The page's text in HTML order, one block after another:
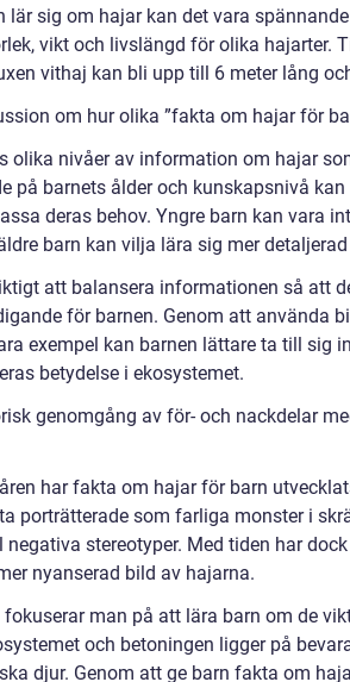
lär sig om hajar kan det vara
vikt och livslängd för olika hajarter.
vithaj kan bli upp till 6 meter lång
om hur olika ”fakta om hajar för
olika nivåer av information om hajar
på barnets ålder och kunskapsnivå
deras behov. Yngre barn kan vara
barn kan vilja lära sig mer
att balansera informationen så att
för barnen. Genom att använda
exempel kan barnen lättare ta till sig
betydelse i ekosystemet.
genomgång av för- och nackdelar
har fakta om hajar för barn
porträtterade som farliga monster i
negativa stereotyper. Med tiden har
nyanserad bild av hajarna.
fokuserar man på att lära barn om de
och betoningen ligger på
djur. Genom att ge barn fakta om